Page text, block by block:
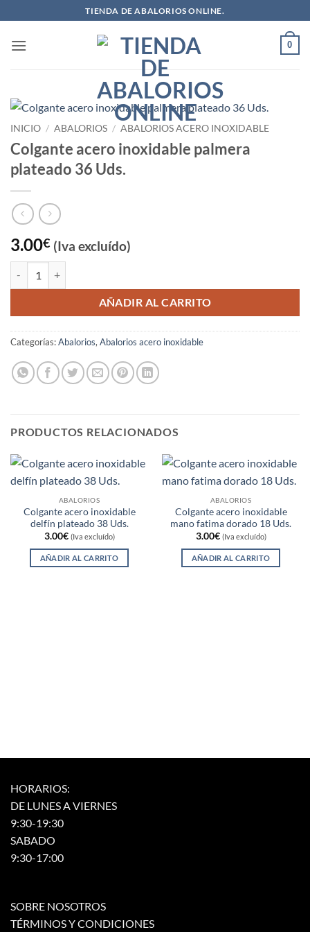
al
contenido
TIENDA DE ABALORIOS ONLINE.
0
INICIO / ABALORIOS / ABALORIOS ACERO INOXIDABLE
Colgante acero inoxidable palmera
plateado 36 Uds.
3.00€ (Iva excluído)
AÑADIR AL CARRITO
Categorías:Abalorios, Abalorios acero inoxidable
PRODUCTOS RELACIONADOS
ABALORIOS
Colgante acero inoxidable
delfín plateado 38 Uds.
3.00€ (Iva excluído)
AÑADIR AL CARRITO
ABALORIOS
Colgante acero inoxidable
mano fatima dorado 18 Uds.
3.00€ (Iva excluído)
AÑADIR AL CARRITO
HORARIOS:
DE LUNES A VIERNES
9:30-19:30
SABADO
9:30-17:00
SOBRE NOSOTROS
TÉRMINOS Y CONDICIONES